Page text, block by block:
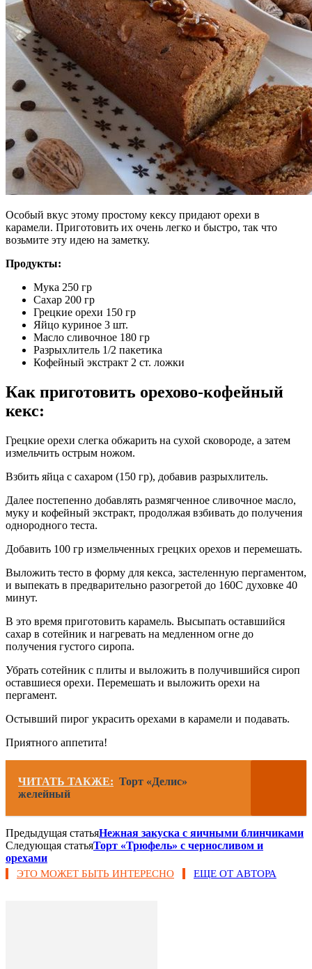
Особый вкус этому простому кексу придают орехи в
карамели. Приготовить их очень легко и быстро, так что
возьмите эту идею на заметку.
Продукты:
Мука 250 гр
Сахар 200 гр
Грецкие орехи 150 гр
Яйцо куриное 3 шт.
Масло сливочное 180 гр
Разрыхлитель 1/2 пакетика
Кофейный экстракт 2 ст. ложки
Как приготовить орехово-кофейный
кекс:
Грецкие орехи слегка обжарить на сухой сковороде, а затем
измельчить острым ножом.
Взбить яйца с сахаром (150 гр), добавив разрыхлитель.
Далее постепенно добавлять размягченное сливочное масло,
муку и кофейный экстракт, продолжая взбивать до получения
однородного теста.
Добавить 100 гр измельченных грецких орехов и перемешать.
Выложить тесто в форму для кекса, застеленную пергаментом,
и выпекать в предварительно разогретой до 160С духовке 40
минут.
В это время приготовить карамель. Высыпать оставшийся
сахар в сотейник и нагревать на медленном огне до
получения густого сиропа.
Убрать сотейник с плиты и выложить в получившийся сироп
оставшиеся орехи. Перемешать и выложить орехи на
пергамент.
Остывший пирог украсить орехами в карамели и подавать.
Приятного аппетита!
ЧИТАТЬ ТАКЖЕ: Торт «Делис»
желейный
Предыдущая статьяНежная закуска с яичными блинчиками
Следующая статьяТорт «Трюфель» с черносливом и
орехами
ЭТО МОЖЕТ БЫТЬ ИНТЕРЕСНО ЕЩЕ ОТ АВТОРА